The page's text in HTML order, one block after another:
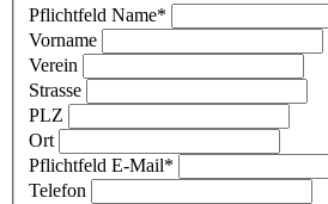
Pflichtfeld Name*
Vorname
Verein
Strasse
PLZ
Ort
Pflichtfeld E-Mail*
Telefon